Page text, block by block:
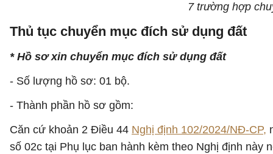
7 trường hợp
Thủ tục chuyển mục đích sử dụng đất
* Hồ sơ xin chuyển mục đích sử dụng đất
- Số lượng hồ sơ: 01 bộ.
- Thành phần hồ sơ gồm:
Căn cứ khoản 2 Điều 44 Nghị định 102/2024/NĐ-CP,
số 02c tại Phụ lục ban hành kèm theo Nghị định này